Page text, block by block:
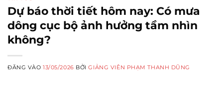
Dự báo thời tiết hôm nay: Có mưa
dông cục bộ ảnh hưởng tầm nhìn
không?
ĐĂNG VÀO13/05/2026 BỞIGIẢNG VIÊN PHẠM THANH DŨNG